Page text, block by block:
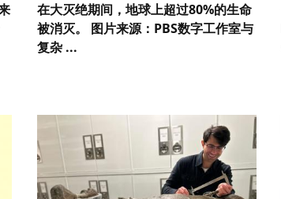
在大灭绝期间，地球上超过80%的生命
被消灭。 图片来源：PBS数字工作室与
复杂 ...